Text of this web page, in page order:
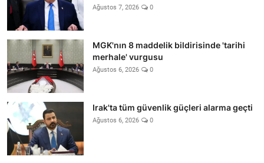
Ağustos 7, 2026 0
MGK'nın 8 maddelik bildirisinde 'tarihi
merhale' vurgusu
Ağustos 6, 2026 0
Irak'ta tüm güvenlik güçleri alarma geçti
Ağustos 6, 2026 0